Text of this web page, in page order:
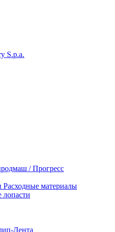
S.p.a.
/ Прогресс
Расходные материалы
Лента